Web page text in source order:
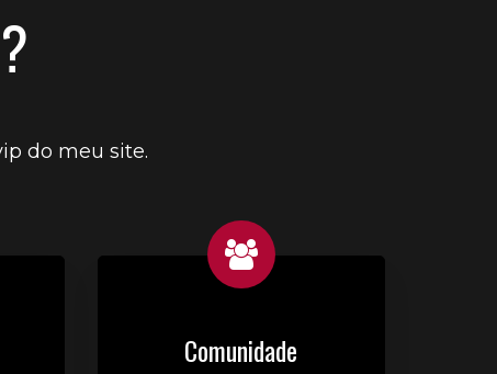
do meu site.
Comunidade